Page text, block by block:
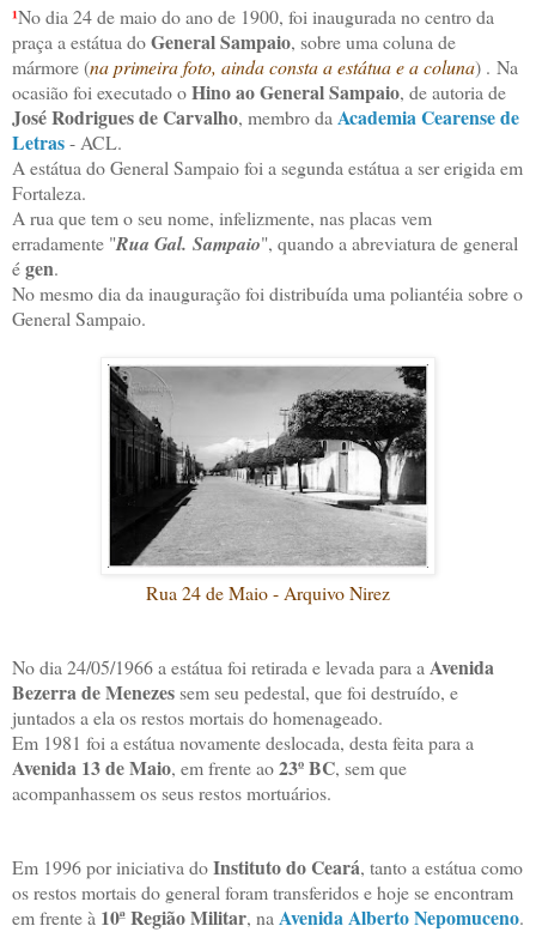
¹No dia 24 de maio do ano de 1900, foi inaugurada no centro da
praça a estátua doGeneral Sampaio, sobre uma coluna de
mármore (na primeira foto, ainda consta a estátua e a coluna) . Na
ocasião foi executado oHino ao General Sampaio, de autoria de
José Rodrigues de Carvalho, membro da Academia Cearense de
Letras- ACL.
A estátua do General Sampaio foi a segunda estátua a ser erigida em
Fortaleza.
A rua que tem o seu nome, infelizmente, nas placas vem
erradamente "Rua Gal. Sampaio", quando a abreviatura de general
égen.
No mesmo dia da inauguração foi distribuída uma poliantéia sobre o
General Sampaio.
Rua 24 de Maio - Arquivo Nirez
No dia 24/05/1966 a estátua foi retirada e levada para a Avenida
Bezerra de Menezessem seu pedestal, que foi destruído, e
juntados a ela os restos mortais do homenageado.
Em 1981 foi a estátua novamente deslocada, desta feita para a
Avenida 13 de Maio, em frente ao23º BC, sem que
acompanhassem os seus restos mortuários.
Em 1996 por iniciativa doInstituto do Ceará, tanto a estátua como
os restos mortais do general foram transferidos e hoje se encontram
em frente à 10ª Região Militar, na Avenida Alberto Nepomuceno.